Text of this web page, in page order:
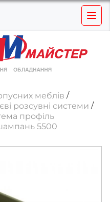
меблів
розсувні системи
профіль
5500